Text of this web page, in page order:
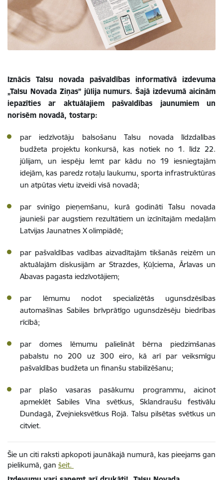
​Iznācis Talsu novada pašvaldības informatīvā izdevuma
„Talsu Novada Ziņas” jūlija numurs. Šajā izdevumā aicinām
iepazīties ar aktuālajiem pašvaldības jaunumiem un
norisēm novadā, tostarp:
par iedzīvotāju balsošanu Talsu novada līdzdalības
budžeta projektu konkursā, kas notiek no 1. līdz 22.
jūlijam, un iespēju lemt par kādu no 19 iesniegtajām
idejām, kas paredz rotaļu laukumu, sporta infrastruktūras
un atpūtas vietu izveidi visā novadā;
par svinīgo pieņemšanu, kurā godināti Talsu novada
jaunieši par augstiem rezultātiem un izcīnītajām medaļām
Latvijas Jaunatnes X olimpiādē;
par pašvaldības vadības aizvadītajām tikšanās reizēm un
aktuālajām diskusijām ar Strazdes, Ķūļciema, Ārlavas un
Abavas pagasta iedzīvotājiem;
par lēmumu nodot specializētās ugunsdzēsības
automašīnas Sabiles brīvprātīgo ugunsdzēsēju biedrības
rīcībā;
par domes lēmumu palielināt bērna piedzimšanas
pabalstu no 200 uz 300 eiro, kā arī par veiksmīgu
pašvaldības budžeta un finanšu stabilizēšanu;
par plašo vasaras pasākumu programmu, aicinot
apmeklēt Sabiles Vīna svētkus, Sklandraušu festivālu
Dundagā, Zvejnieksvētkus Rojā. Talsu pilsētas svētkus un
citviet.
Šie un citi raksti apkopoti jaunākajā numurā, kas pieejams gan
pielikumā, gan šeit.